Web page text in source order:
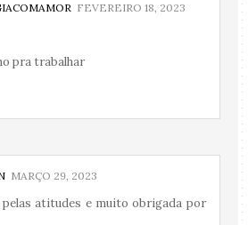
FEVEREIRO 18, 2023
pra trabalhar
MARÇO 29, 2023
pelas atitudes e muito obrigada por